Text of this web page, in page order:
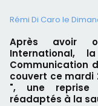
Rémi Di Caro le
Après avoir
International,
Communication
couvert ce mardi
", une reprise
réadaptés à la